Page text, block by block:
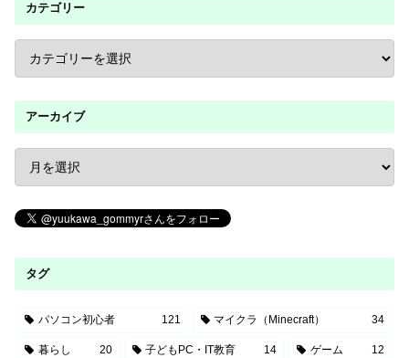
カテゴリー
アーカイブ
タグ
パソコン初心者 121 マイクラ（Minecraft） 34
暮らし 20 子どもPC・IT教育 14 ゲーム 12